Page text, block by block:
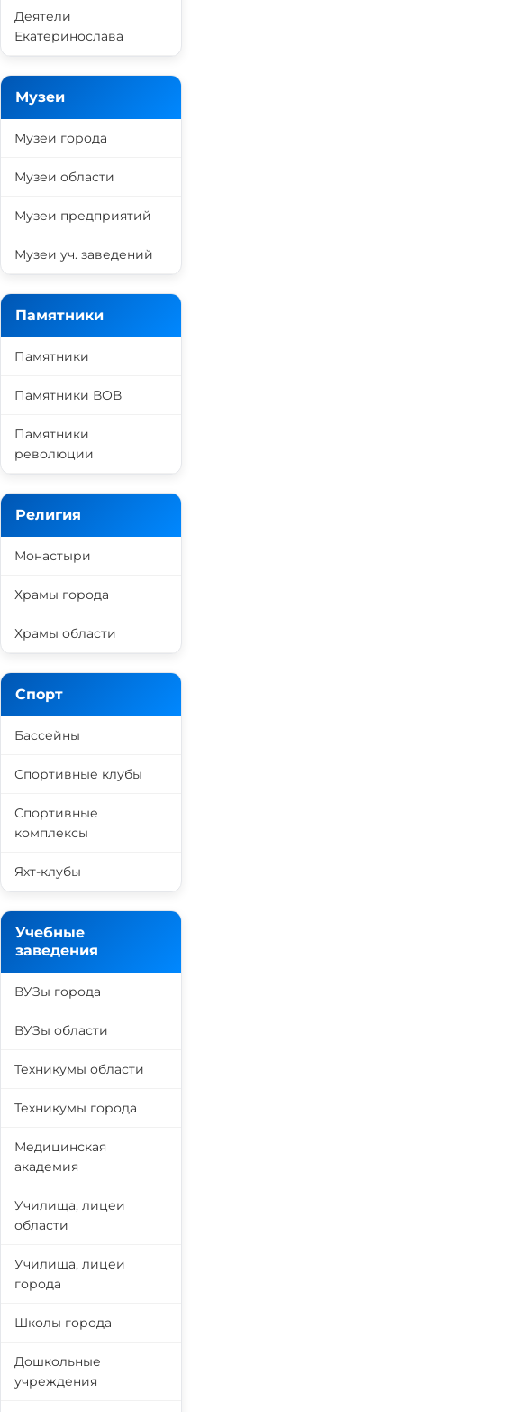
Деятели
Екатеринослава
Музеи
Музеи города
Музеи области
Музеи предприятий
Музеи уч. заведений
Памятники
Памятники
Памятники ВОВ
Памятники
революции
Религия
Монастыри
Храмы города
Храмы области
Спорт
Бассейны
Спортивные клубы
Спортивные
комплексы
Яхт-клубы
Учебные
заведения
ВУЗы города
ВУЗы области
Техникумы области
Техникумы города
Медицинская
академия
Училища, лицеи
области
Училища, лицеи
города
Школы города
Дошкольные
учреждения